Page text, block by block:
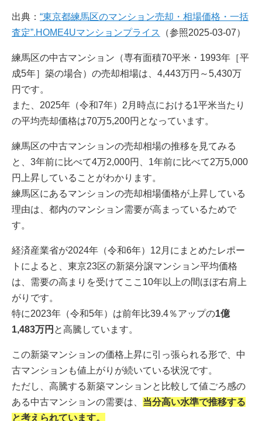
出典： “東京都練馬区のマンション売却・相場価格・一括
査定”.HOME4Uマンションプライス
（参照2025-03-07）
練馬区の中古マンション（専有面積70平米・1993年［平
成5年］築の場合）の売却相場は、4,443万円～5,430万
円です。
また、2025年（令和7年）2月時点における1平米当たり
の平均売却価格は70万5,200円となっています。
練馬区の中古マンションの売却相場の推移を見てみる
と、3年前に比べて4万2,000円、1年前に比べて2万5,000
円上昇していることがわかります。
練馬区にあるマンションの売却相場価格が上昇している
理由は、都内のマンション需要が高まっているためで
す。
経済産業省が2024年（令和6年）12月にまとめたレポー
トによると、東京23区の新築分譲マンション平均価格
は、需要の高まりを受けてここ10年以上の間ほぼ右肩上
がりです。
特に2023年（令和5年）は前年比39.4％アップの1億
1,483万円 と高騰しています。
この新築マンションの価格上昇に引っ張られる形で、中
古マンションも値上がりが続いている状況です。
ただし、高騰する新築マンションと比較して値ごろ感の
ある中古マンションの需要は、 当分高い水準で推移する
と考えられています。